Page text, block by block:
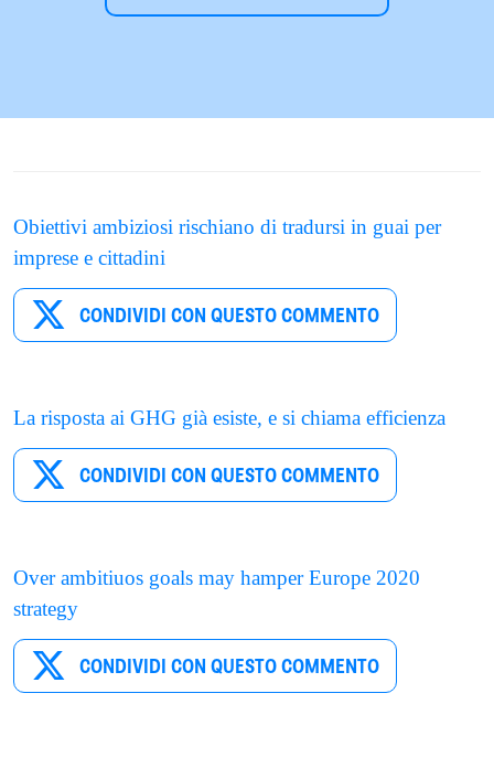
Obiettivi ambiziosi rischiano di tradursi in guai per
imprese e cittadini
CONDIVIDI CON QUESTO COMMENTO
La risposta ai GHG già esiste, e si chiama efficienza
CONDIVIDI CON QUESTO COMMENTO
Over ambitiuos goals may hamper Europe 2020
strategy
CONDIVIDI CON QUESTO COMMENTO